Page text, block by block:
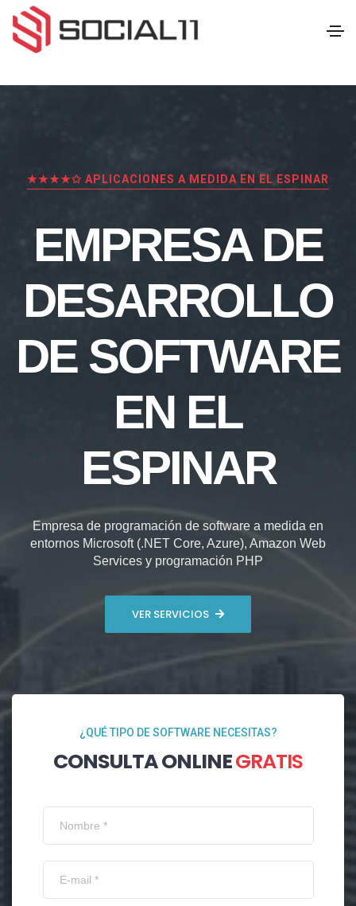
★★★★✩ APLICACIONES A MEDIDA EN EL ESPINAR
EMPRESA DE
DESARROLLO
DE SOFTWARE
EN EL
ESPINAR
Empresa de programación de software a medida en
entornos Microsoft (.NET Core, Azure), Amazon Web
Services y programación PHP
VER SERVICIOS
¿QUÉ TIPO DE SOFTWARE NECESITAS?
CONSULTA ONLINEGRATIS